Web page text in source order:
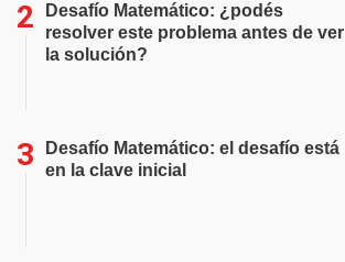
Desafío Matemático: ¿podés
resolver este problema antes de ver
la solución?
Desafío Matemático: el desafío está
en la clave inicial